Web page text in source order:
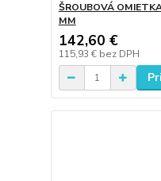
ŠROUBOVÁ
MM
142,60 €
115,93 € bez DPH